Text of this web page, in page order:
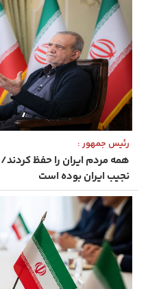
رئیس ‌جمهور :
همه مردم ایران را حفظ کردند/
نجیب ایران بوده است